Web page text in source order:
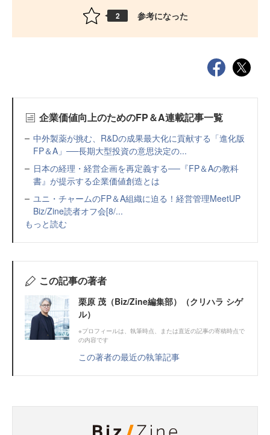
2 参考になった
企業価値向上のためのFP＆A連載記事一覧
中外製薬が挑む、R&Dの成果最大化に貢献する「進化版
FP＆A」──長期大型投資の意思決定の...
日本の経理・経営企画を再定義する──『FP＆Aの教科
書』が提示する企業価値創造とは
ユニ・チャームのFP＆A組織に迫る！経営管理MeetUP
Biz/Zine読者オフ会[8/...
もっと読む
この記事の著者
栗原 茂（Biz/Zine編集部）（クリハラ シゲ
ル）
※プロフィールは、執筆時点、または直近の記事の寄稿時点で
の内容です
この著者の最近の執筆記事